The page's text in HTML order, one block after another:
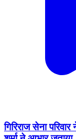
गिरिराज सेना